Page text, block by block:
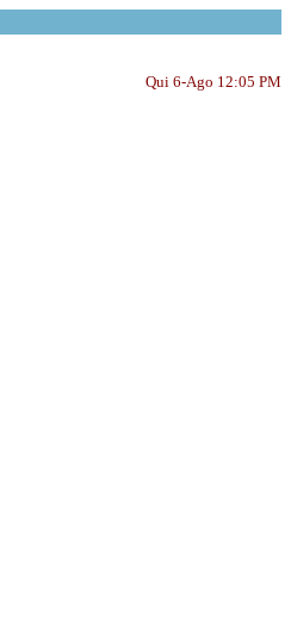
Qui 6-Ago 12:05 PM